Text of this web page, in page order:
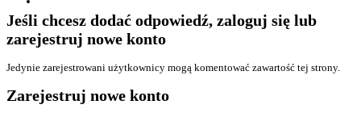
Jeśli chcesz dodać odpowiedź, zaloguj się lub
zarejestruj nowe konto
Jedynie zarejestrowani użytkownicy mogą komentować zawartość tej strony.
Zarejestruj nowe konto